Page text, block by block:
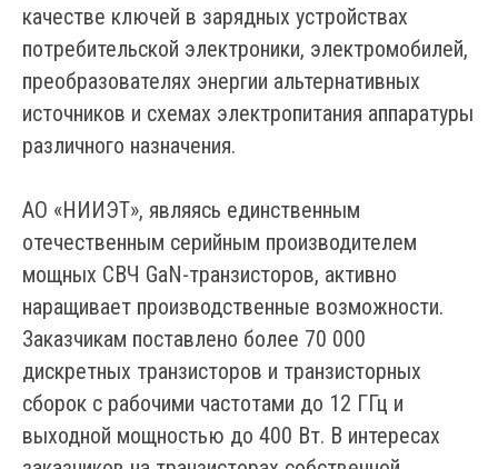
качестве ключей в зарядных устройствах
потребительской электроники, электромобилей,
преобразователях энергии альтернативных
источников и схемах электропитания аппаратуры
различного назначения.
АО «НИИЭТ», являясь единственным
отечественным серийным производителем
мощных СВЧ GaN-транзисторов, активно
наращивает производственные возможности.
Заказчикам поставлено более 70 000
дискретных транзисторов и транзисторных
сборок с рабочими частотами до 12 ГГц и
выходной мощностью до 400 Вт. В интересах